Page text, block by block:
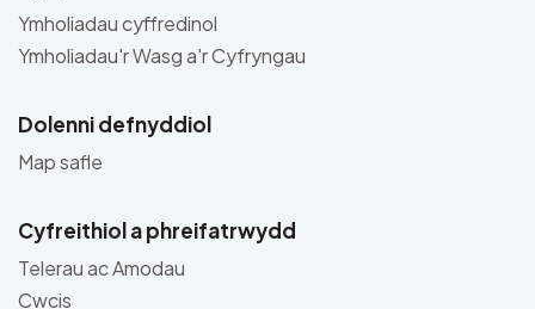
Ymholiadau cyffredinol
Ymholiadau'r Wasg a'r Cyfryngau
Dolenni defnyddiol
Map safle
Cyfreithiol a phreifatrwydd
Telerau ac Amodau
Cwcis